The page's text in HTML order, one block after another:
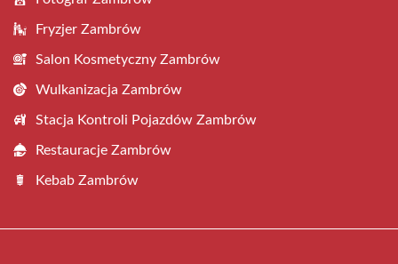
Fryzjer Zambrów
Salon Kosmetyczny Zambrów
Wulkanizacja Zambrów
Stacja Kontroli Pojazdów Zambrów
Restauracje Zambrów
Kebab Zambrów